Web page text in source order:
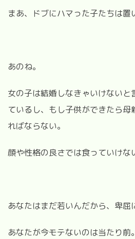
まあ、ドブにハマった子たちは置
あのね。
女の子は結婚しなきゃいけないと
ているし、もし子供ができたら
ればならない。
顔や性格の良さでは食っていけな
あなたはまだ若いんだから、卑屈
あなたが今モテないのは当たり前。